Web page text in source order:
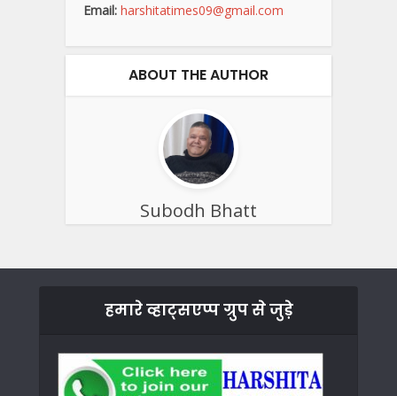
Email: harshitatimes09@gmail.com
ABOUT THE AUTHOR
Subodh Bhatt
हमारे व्हाट्सएप्प ग्रुप से जुड़े